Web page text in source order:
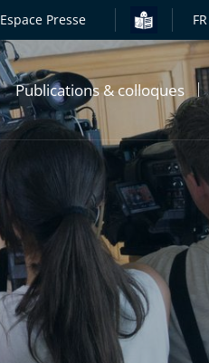
Espace Presse FR
Publications & colloques